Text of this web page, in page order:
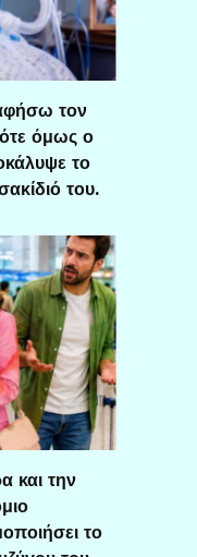
τον
όμως ο
το
του.
και την
το